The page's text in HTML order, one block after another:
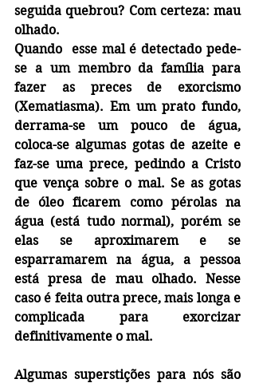
seguida quebrou? Com certeza: mau
olhado.
Quando  esse mal é detectado pede-
se a um membro da família para
fazer as preces de exorcismo
(Xematiasma). Em um prato fundo,
derrama-se um pouco de água,
coloca-se algumas gotas de azeite e
faz-se uma prece, pedindo a Cristo
que vença sobre o mal. Se as gotas
de óleo ficarem como pérolas na
água (está tudo normal), porém se
elas se aproximarem e se
esparramarem na água, a pessoa
está presa de mau olhado. Nesse
caso é feita outra prece, mais longa e
complicada para exorcizar
definitivamente o mal.
Algumas superstições para nós são